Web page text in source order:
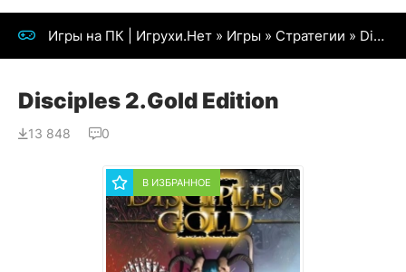
Игры на ПК | Игрухи.Нет » Игры » Стратегии » Disciples 2.Gold Edition
Disciples 2.Gold Edition
13 848 0
В ИЗБРАННОЕ